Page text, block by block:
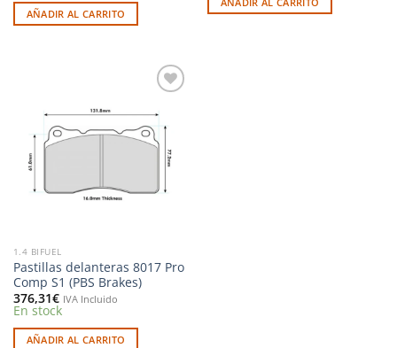
AÑADIR AL CARRITO
a la
lista de
deseos
1.4 BIFUEL
Pastillas delanteras 8017 Pro
Comp S1 (PBS Brakes)
376,31€ IVA Incluido
En stock
AÑADIR AL CARRITO